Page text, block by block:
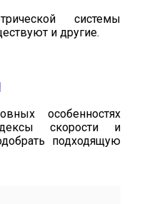
системы
и другие.
особенностях
скорости и
подходящую